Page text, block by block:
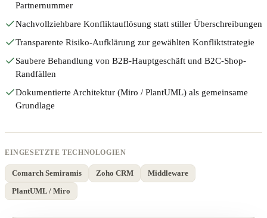
Partnernummer
Nachvollziehbare Konfliktauflösung statt stiller Überschreibungen
Transparente Risiko-Aufklärung zur gewählten Konfliktstrategie
Saubere Behandlung von B2B-Hauptgeschäft und B2C-Shop-
Randfällen
Dokumentierte Architektur (Miro / PlantUML) als gemeinsame
Grundlage
EINGESETZTE TECHNOLOGIEN
Comarch Semiramis Zoho CRM
Middleware
PlantUML / Miro